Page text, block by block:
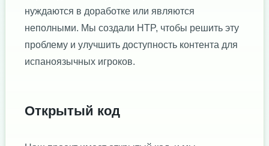
нуждаются в доработке или являются
неполными. Мы создали HTP, чтобы решить эту
проблему и улучшить доступность контента для
испаноязычных игроков.
Открытый код